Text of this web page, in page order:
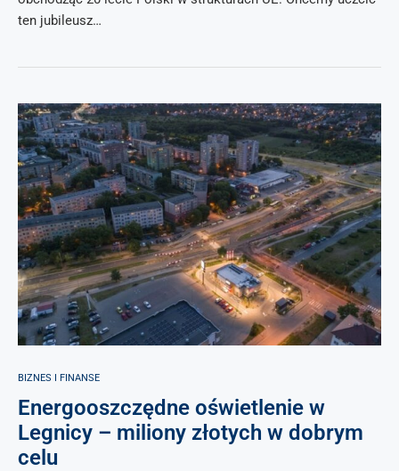
ten jubileusz…
BIZNES I FINANSE
Energooszczędne oświetlenie w
Legnicy – miliony złotych w dobrym
celu